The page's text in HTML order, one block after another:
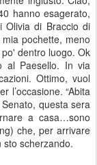
hanno esagerato,
Olivia di Braccio di
pochette, meno
dentro luogo. Ok
al Paesello. In via
Ottimo, vuol
l’occasione. “Abita
questa sera
a casa…sono
che, per arrivare
sto scherzando.